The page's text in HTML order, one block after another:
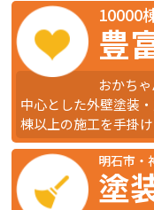
10000
豊
おかち
中心とした外壁塗装
棟以上の施工を手掛け
明石市・
塗